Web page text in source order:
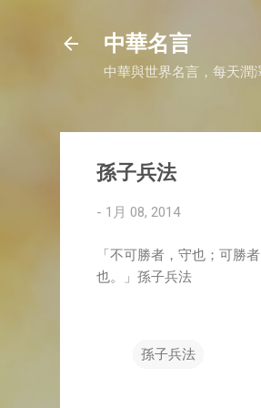
中華名言
中華與世界名言，每天潤
孫子兵法
- 1月 08, 2014
「不可勝者，守也；可勝
也。」孫子兵法
孫子兵法